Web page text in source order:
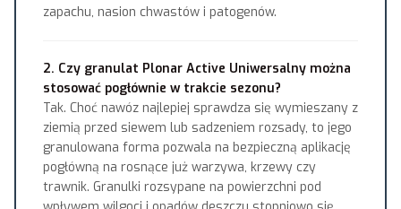
zapachu, nasion chwastów i patogenów.
2. Czy granulat Plonar Active Uniwersalny można
stosować pogłównie w trakcie sezonu?
Tak. Choć nawóz najlepiej sprawdza się wymieszany z
ziemią przed siewem lub sadzeniem rozsady, to jego
granulowana forma pozwala na bezpieczną aplikację
pogłówną na rosnące już warzywa, krzewy czy
trawnik. Granulki rozsypane na powierzchni pod